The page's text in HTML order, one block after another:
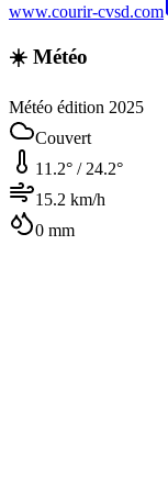
www.courir-cvsd.com
☀️ Météo
Météo édition 2025
Couvert
11.2° / 24.2°
15.2 km/h
0 mm